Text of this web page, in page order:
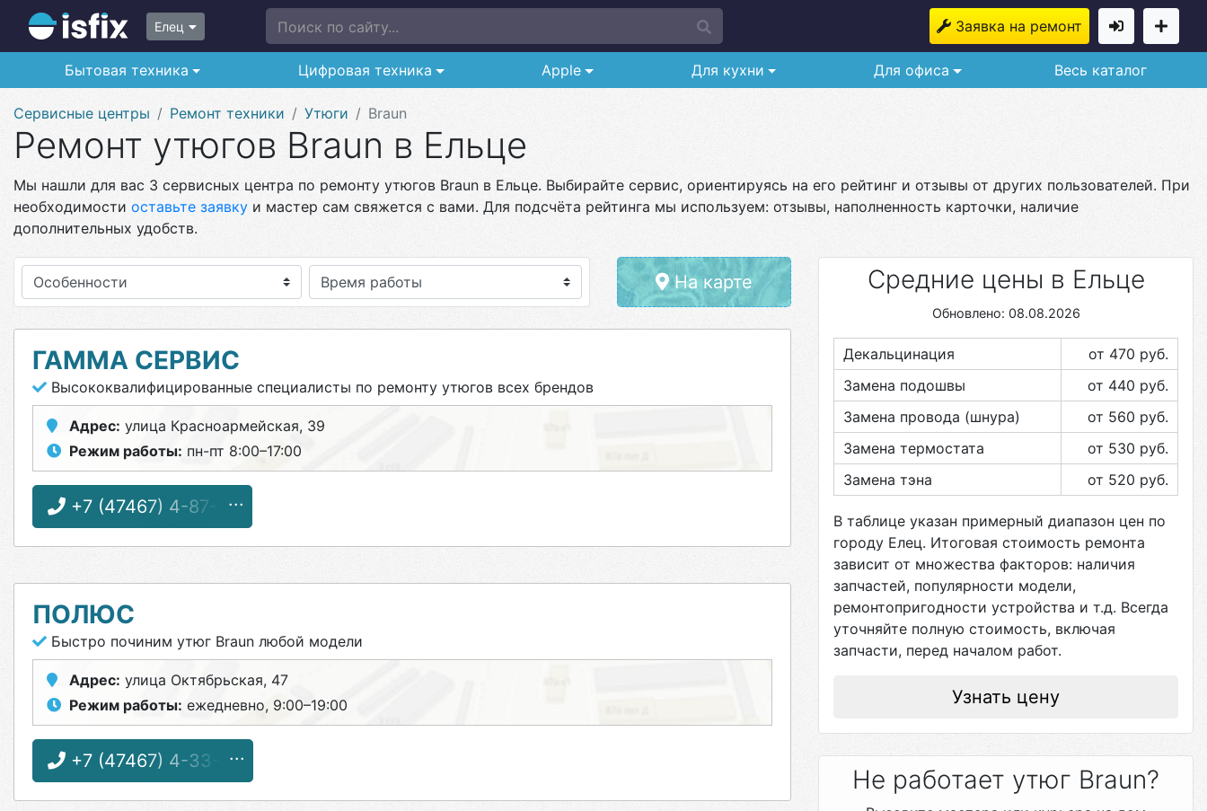
Елец Поиск по сайту... Заявка на ремонт
Бытовая техника Цифровая техника Apple Для кухни Для офиса Весь каталог
Сервисные центры Ремонт техники Утюги Braun
Ремонт утюгов Braun в Ельце
Мы нашли для вас 3 сервисных центра по ремонту утюгов Braun в Ельце. Выбирайте сервис, ориентируясь на его рейтинг и отзывы от других пользователей. При
необходимости оставьте заявку и мастер сам свяжется с вами. Для подсчёта рейтинга мы используем: отзывы, наполненность карточки, наличие
дополнительных удобств.
Особенности На карте
ГАММА СЕРВИС
Высококвалифицированные специалисты по ремонту утюгов всех брендов
Адрес: улица Красноармейская, 39
Режим работы: пн-пт 8:00–17:00
+7 (47467) 4-87-31
ПОЛЮС
Быстро починим утюг Braun любой модели
Адрес: улица Октябрьская, 47
Режим работы: ежедневно, 9:00–19:00
+7 (47467) 4-33-17
Средние цены в Ельце
Обновлено: 08.08.2026
Декальцинация от 470 руб.
Замена подошвы
от 440 руб.
Замена провода (шнура)
от 560 руб.
Замена термостата
от 530 руб.
Замена тэна
от 520 руб.
В таблице указан примерный диапазон цен по
городу Елец. Итоговая стоимость ремонта
зависит от множества факторов: наличия
запчастей, популярности модели,
ремонтопригодности устройства и т.д. Всегда
уточняйте полную стоимость, включая
запчасти, перед началом работ.
Узнать цену
Не работает утюг Braun?